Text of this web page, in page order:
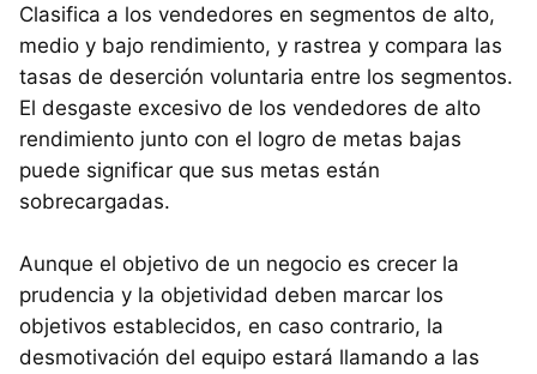
Clasifica a los vendedores en segmentos de alto,
medio y bajo rendimiento, y rastrea y compara las
tasas de deserción voluntaria entre los segmentos.
El desgaste excesivo de los vendedores de alto
rendimiento junto con el logro de metas bajas
puede significar que sus metas están
sobrecargadas.
Aunque el objetivo de un negocio es crecer la
prudencia y la objetividad deben marcar los
objetivos establecidos, en caso contrario, la
desmotivación del equipo estará llamando a las